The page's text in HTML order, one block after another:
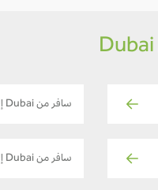
سافر من Dubai إلى بانكوك
سافر من Dubai إلى فيينا